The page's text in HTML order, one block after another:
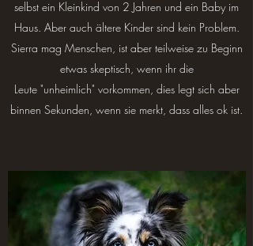
selbst ein Kleinkind von 2 Jahren und ein Baby im
Haus. Aber auch ältere Kinder sind kein Problem.
Sierra mag Menschen, ist aber teilweise zu Beginn
etwas skeptisch, wenn ihr die
Leute "unheimlich" vorkommen, dies legt sich aber
binnen Sekunden, wenn sie merkt, dass alles ok ist.